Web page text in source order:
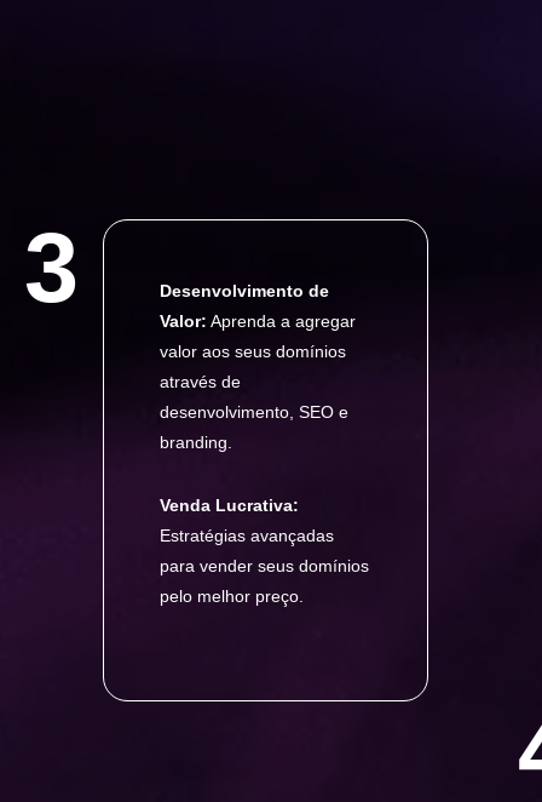
3
Desenvolvimento de
Valor: Aprenda a agregar
valor aos seus domínios
através de
desenvolvimento, SEO e
branding.
Venda Lucrativa:
Estratégias avançadas
para vender seus domínios
pelo melhor preço.